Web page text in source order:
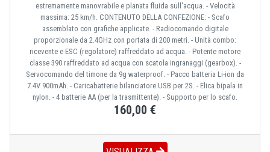
estremamente manovrabile e planata fluida sull'acqua. - Velocità
massima: 25 km/h. CONTENUTO DELLA CONFEZIONE: - Scafo
assemblato con grafiche applicate. - Radiocomando digitale
proporzionale da 2.4GHz con portata di 200 metri. - Unità combo:
ricevente e ESC (regolatore) raffreddato ad acqua. - Potente motore
classe 390 raffreddato ad acqua con scatola ingranaggi (gearbox). -
Servocomando del timone da 9g waterproof. - Pacco batteria Li-ion da
7.4V 900mAh. - Caricabatterie bilanciatore USB per 2S. - Elica bipala in
nylon. - 4 batterie AA (per la trasmittente). - Supporto per lo scafo.
160,00 €